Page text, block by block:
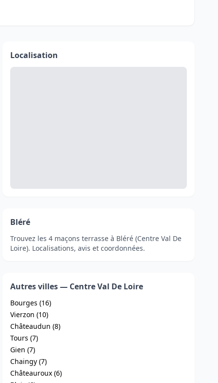
Localisation
Bléré
Trouvez les 4 maçons terrasse à Bléré (Centre Val De
Loire). Localisations, avis et coordonnées.
Autres villes — Centre Val De Loire
Bourges (16)
Vierzon (10)
Châteaudun (8)
Tours (7)
Gien (7)
Chaingy (7)
Châteauroux (6)